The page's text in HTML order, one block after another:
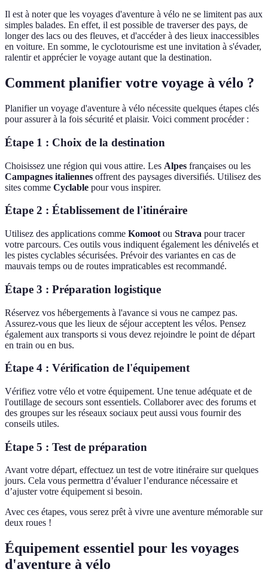
Il est à noter que les voyages d'aventure à vélo ne se limitent pas aux
simples balades. En effet, il est possible de traverser des pays, de
longer des lacs ou des fleuves, et d'accéder à des lieux inaccessibles
en voiture. En somme, le cyclotourisme est une invitation à s'évader,
ralentir et apprécier le voyage autant que la destination.
Comment planifier votre voyage à vélo ?
Planifier un voyage d'aventure à vélo nécessite quelques étapes clés
pour assurer à la fois sécurité et plaisir. Voici comment procéder :
Étape 1 : Choix de la destination
Choisissez une région qui vous attire. Les Alpes françaises ou les
Campagnes italiennes offrent des paysages diversifiés. Utilisez des
sites comme Cyclable pour vous inspirer.
Étape 2 : Établissement de l'itinéraire
Utilisez des applications comme Komoot ou Strava pour tracer
votre parcours. Ces outils vous indiquent également les dénivelés et
les pistes cyclables sécurisées. Prévoir des variantes en cas de
mauvais temps ou de routes impraticables est recommandé.
Étape 3 : Préparation logistique
Réservez vos hébergements à l'avance si vous ne campez pas.
Assurez-vous que les lieux de séjour acceptent les vélos. Pensez
également aux transports si vous devez rejoindre le point de départ
en train ou en bus.
Étape 4 : Vérification de l'équipement
Vérifiez votre vélo et votre équipement. Une tenue adéquate et de
l'outillage de secours sont essentiels. Collaborer avec des forums et
des groupes sur les réseaux sociaux peut aussi vous fournir des
conseils utiles.
Étape 5 : Test de préparation
Avant votre départ, effectuez un test de votre itinéraire sur quelques
jours. Cela vous permettra d’évaluer l’endurance nécessaire et
d’ajuster votre équipement si besoin.
Avec ces étapes, vous serez prêt à vivre une aventure mémorable sur
deux roues !
Équipement essentiel pour les voyages
d'aventure à vélo